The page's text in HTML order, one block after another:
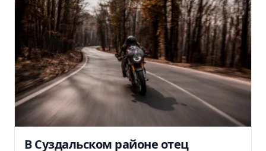
В Суздальском районе отец